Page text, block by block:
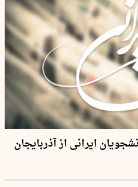
ایرانی از آذربایجان